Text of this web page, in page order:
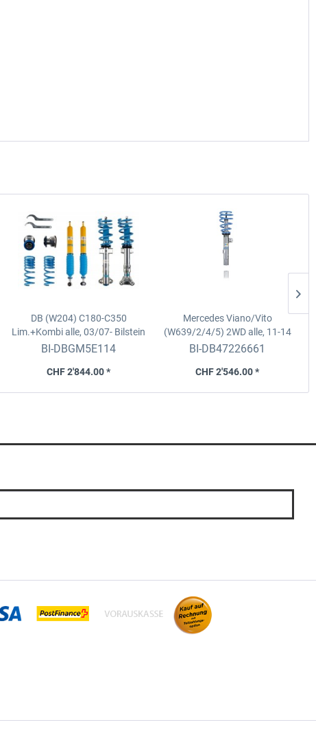
DB (W204) C180-C350
Lim.+Kombi alle, 03/07- Bilstein
B16/Gewindefahrw. PSS10 für
BI-DBGM5E114
CHF 2'844.00 *
Mercedes Viano/Vito
(W639/2/4/5) 2WD alle, 11-14
Bilstein B14/Gewindefahrwerk
BI-DB47226661
CHF 2'546.00 *